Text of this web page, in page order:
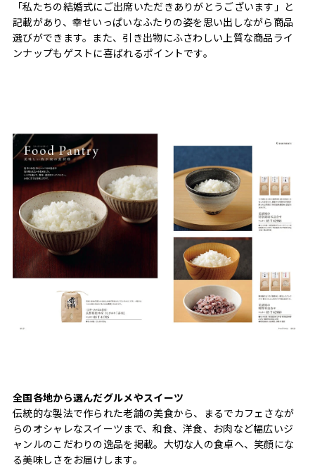
「私たちの結婚式にご出席いただきありがとうございます」と
記載があり、幸せいっぱいなふたりの姿を思い出しながら商品
選びができます。また、引き出物にふさわしい上質な商品ライ
ンナップもゲストに喜ばれるポイントです。
全国各地から選んだグルメやスイーツ
伝統的な製法で作られた老舗の美食から、まるでカフェさなが
らのオシャレなスイーツまで、和食、洋食、お肉など幅広いジ
ャンルのこだわりの逸品を掲載。大切な人の食卓へ、笑顔にな
る美味しさをお届けします。